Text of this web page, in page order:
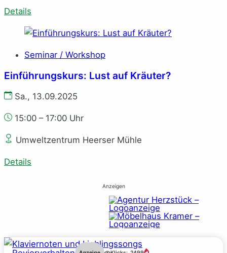
Details
Seminar / Workshop
Einführungskurs: Lust auf Kräuter?
Sa., 13.09.2025
15:00 – 17:00 Uhr
Umweltzentrum Heerser Mühle
Details
Anzeigen